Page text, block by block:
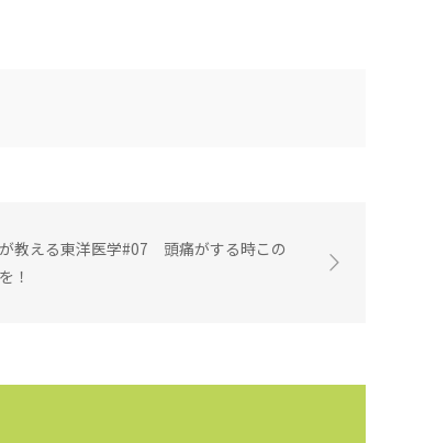
教える東洋医学#07 頭痛がする時この
！